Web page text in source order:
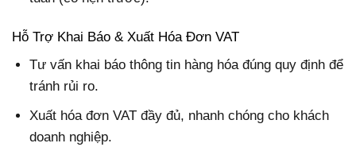
Hỗ Trợ Khai Báo & Xuất Hóa Đơn VAT
Tư vấn khai báo thông tin hàng hóa đúng quy định để
tránh rủi ro.
Xuất hóa đơn VAT đầy đủ, nhanh chóng cho khách
doanh nghiệp.